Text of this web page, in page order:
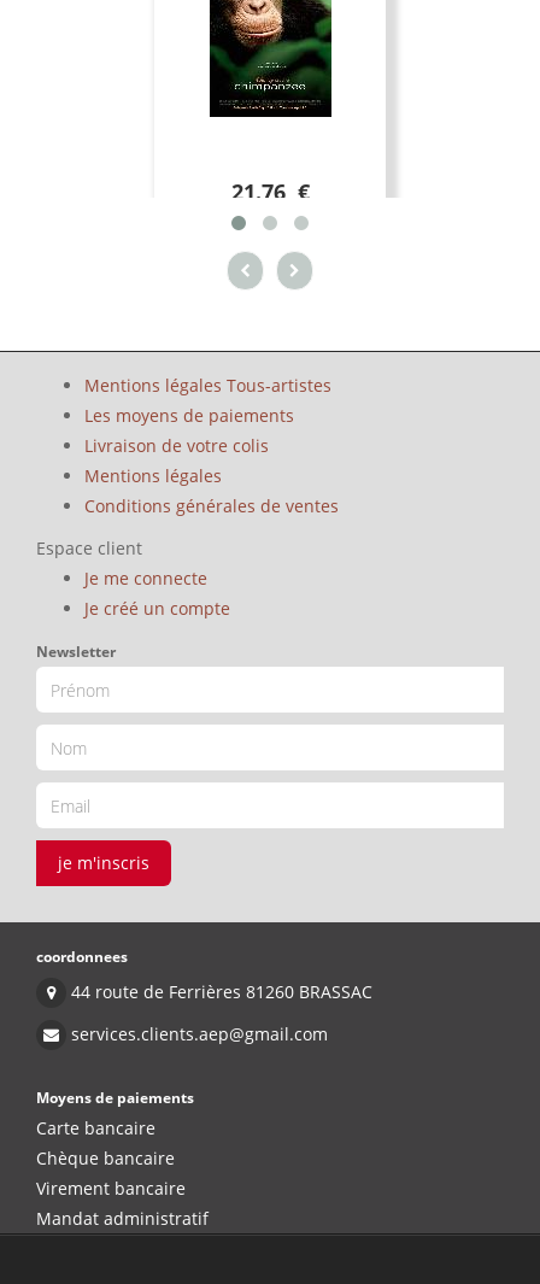
21.76 €
Mentions légales Tous-artistes
Les moyens de paiements
Livraison de votre colis
Mentions légales
Conditions générales de ventes
Espace client
Je me connecte
Je créé un compte
Newsletter
je m'inscris
coordonnees
44 route de Ferrières 81260 BRASSAC
services.clients.aep@gmail.com
Moyens de paiements
Carte bancaire
Chèque bancaire
Virement bancaire
Mandat administratif